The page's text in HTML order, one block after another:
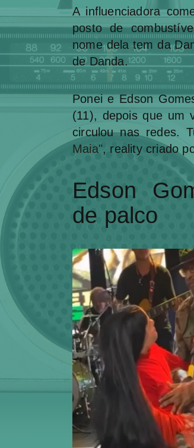
A influenciadora
posto de
nome dela tem da
de Danda.
Ponei e Edson
(11), depois que um
circulou nas redes.
Maia", reality criado
Edson
de palco